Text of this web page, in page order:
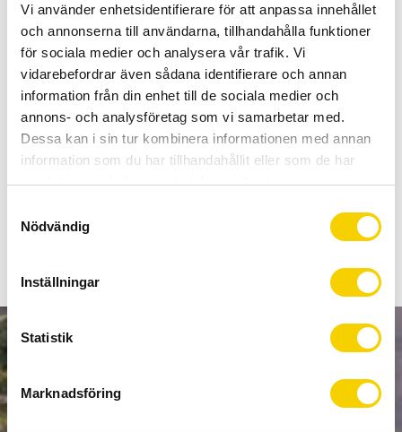
Vi använder enhetsidentifierare för att anpassa innehållet
och annonserna till användarna, tillhandahålla funktioner
för sociala medier och analysera vår trafik. Vi
vidarebefordrar även sådana identifierare och annan
information från din enhet till de sociala medier och
annons- och analysföretag som vi samarbetar med.
Dessa kan i sin tur kombinera informationen med annan
information som du har tillhandahållit eller som de har
samlat in när du har använt deras tjänster.
c
k
s
v
a
Nödvändig
Inställningar
Statistik
Marknadsföring
BUY
Certifierad cykelservice & Shimano Service Center
Stock status
To order